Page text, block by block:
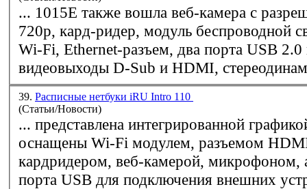
... 1015E также вошла веб-камера с
720p, кард-ридер, модуль беспроводной
Wi-Fi, Ethernet-разъем, два порта USB
видеовыходы D-Sub и HDMI,
39. Расписные нетбуки iRU Intro 110
(Статьи/Новости)
... представлена интегрированной графикой
оснащены Wi-Fi модулем, разъемом
кардридером, веб-камерой, микрофоном,
порта USB для подключения внешних